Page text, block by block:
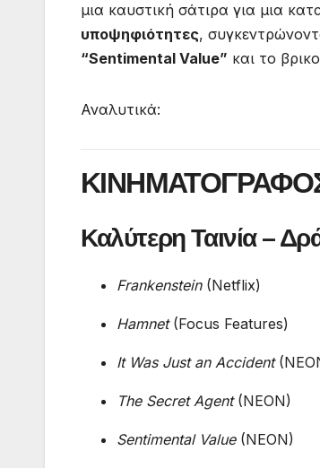
μια καυστική σάτιρα για μια
υποψηφιότητες,
“Sentimental Value” και το
Αναλυτικά:
Καλύτερη Ταινία –
Frankenstein(Netflix)
Hamnet(Focus Features)
It Was Just an Accident
The Secret Agent(NEON)
Sentimental Value(NEON)